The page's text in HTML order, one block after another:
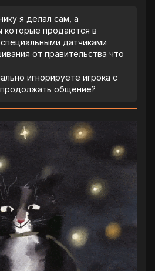
я делал сам, а
которые продаются в
датчиками
от правительства что
игнорируете игрока с
общение?